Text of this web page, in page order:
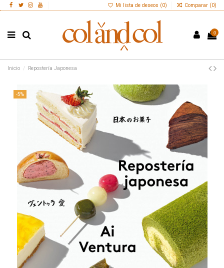
Mi lista de deseos (0) Comparar (0)
0
Inicio Repostería Japonesa
-5%